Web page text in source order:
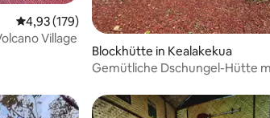
Durchschnittliche Bewertung: 4,93 von 5,
4,93 (179)
Village
Blockhütte in Kealakekua
Gemütliche Dschungel-Hütte